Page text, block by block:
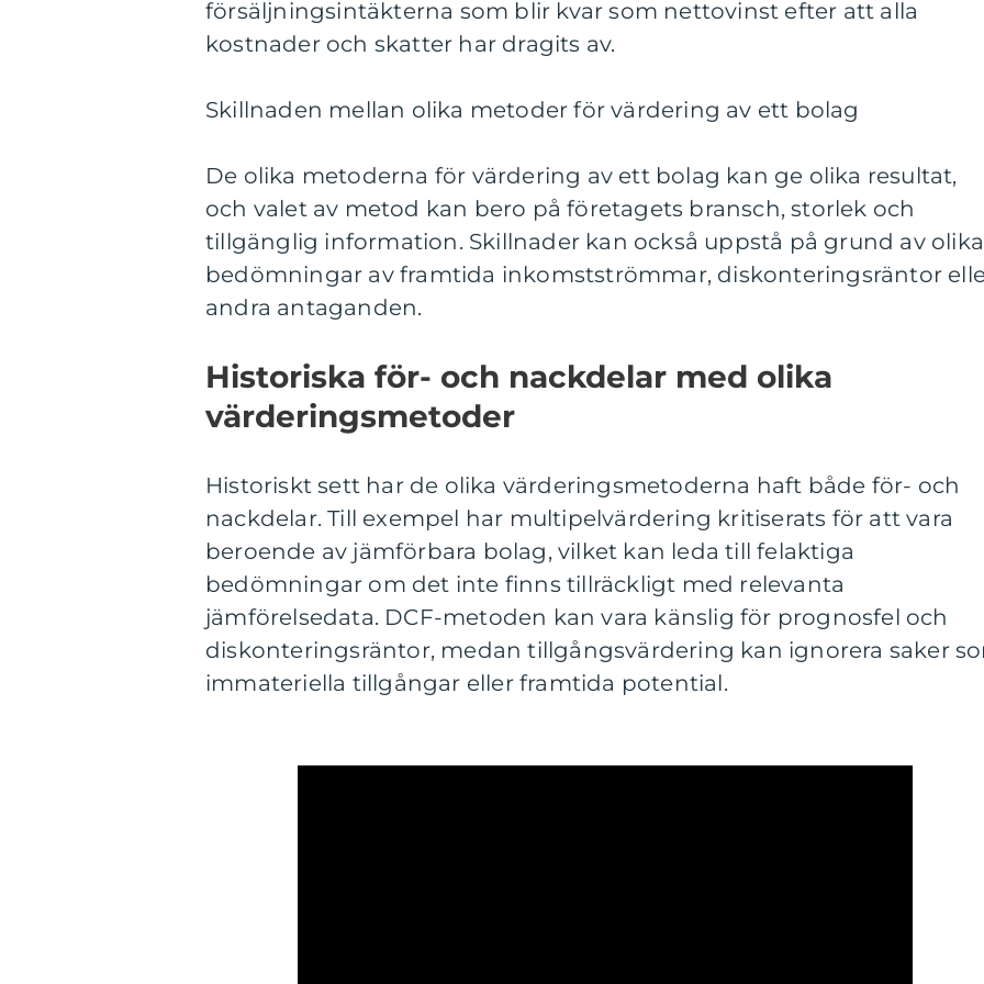
försäljningsintäkterna som blir kvar som nettovinst efter att alla
kostnader och skatter har dragits av.
Skillnaden mellan olika metoder för värdering av ett bolag
De olika metoderna för värdering av ett bolag kan ge olika resultat,
och valet av metod kan bero på företagets bransch, storlek och
tillgänglig information. Skillnader kan också uppstå på grund av olika
bedömningar av framtida inkomstströmmar, diskonteringsräntor
andra antaganden.
Historiska för- och nackdelar med olika
värderingsmetoder
Historiskt sett har de olika värderingsmetoderna haft både för- och
nackdelar. Till exempel har multipelvärdering kritiserats för att vara
beroende av jämförbara bolag, vilket kan leda till felaktiga
bedömningar om det inte finns tillräckligt med relevanta
jämförelsedata. DCF-metoden kan vara känslig för prognosfel och
diskonteringsräntor, medan tillgångsvärdering kan ignorera saker
immateriella tillgångar eller framtida potential.